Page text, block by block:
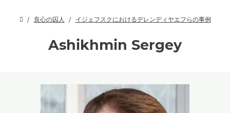
良心の囚人 イジェフスクにおけるデレンディヤエフらの事例
Ashikhmin Sergey